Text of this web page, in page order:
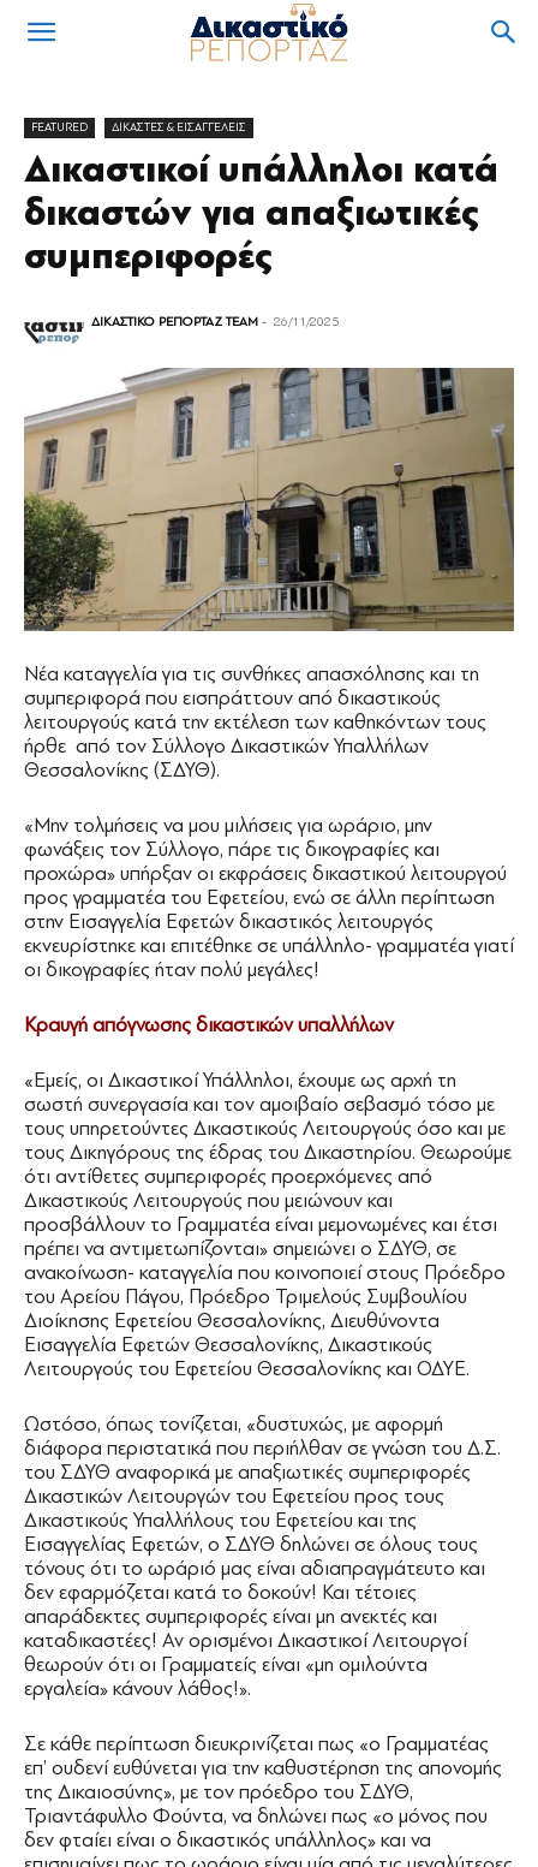
FEATURED ΔΙΚΑΣΤΕΣ & ΕΙΣΑΓΓΕΛΕΙΣ
Δικαστικοί υπάλληλοι κατά
δικαστών για απαξιωτικές
συμπεριφορές
ΔΙΚΑΣΤΙΚΟ ΡΕΠΟΡΤΑΖ TEAM - 26/11/2025
Νέα καταγγελία για τις συνθήκες απασχόλησης και τη
συμπεριφορά που εισπράττουν από δικαστικούς
λειτουργούς κατά την εκτέλεση των καθηκόντων τους
ήρθε από τον Σύλλογο Δικαστικών Υπαλλήλων
Θεσσαλονίκης (ΣΔΥΘ).
«Μην τολμήσεις να μου μιλήσεις για ωράριο, μην
φωνάξεις τον Σύλλογο, πάρε τις δικογραφίες και
προχώρα» υπήρξαν οι εκφράσεις δικαστικού λειτουργού
προς γραμματέα του Εφετείου, ενώ σε άλλη περίπτωση
στην Εισαγγελία Εφετών δικαστικός λειτουργός
εκνευρίστηκε και επιτέθηκε σε υπάλληλο- γραμματέα γιατί
οι δικογραφίες ήταν πολύ μεγάλες!
Κραυγή απόγνωσης δικαστικών υπαλλήλων
«Εμείς, οι Δικαστικοί Υπάλληλοι, έχουμε ως αρχή τη
σωστή συνεργασία και τον αμοιβαίο σεβασμό τόσο με
τους υπηρετούντες Δικαστικούς Λειτουργούς όσο και με
τους Δικηγόρους της έδρας του Δικαστηρίου. Θεωρούμε
ότι αντίθετες συμπεριφορές προερχόμενες από
Δικαστικούς Λειτουργούς που μειώνουν και
προσβάλλουν το Γραμματέα είναι μεμονωμένες και έτσι
πρέπει να αντιμετωπίζονται» σημειώνει ο ΣΔΥΘ, σε
ανακοίνωση- καταγγελία που κοινοποιεί στους Πρόεδρο
του Αρείου Πάγου, Πρόεδρο Τριμελούς Συμβουλίου
Διοίκησης Εφετείου Θεσσαλονίκης, Διευθύνοντα
Εισαγγελία Εφετών Θεσσαλονίκης, Δικαστικούς
Λειτουργούς του Εφετείου Θεσσαλονίκης και ΟΔΥΕ.
Ωστόσο, όπως τονίζεται, «δυστυχώς, με αφορμή
διάφορα περιστατικά που περιήλθαν σε γνώση του Δ.Σ.
του ΣΔΥΘ αναφορικά με απαξιωτικές συμπεριφορές
Δικαστικών Λειτουργών του Εφετείου προς τους
Δικαστικούς Υπαλλήλους του Εφετείου και της
Εισαγγελίας Εφετών, ο ΣΔΥΘ δηλώνει σε όλους τους
τόνους ότι το ωράριό μας είναι αδιαπραγμάτευτο και
δεν εφαρμόζεται κατά το δοκούν! Και τέτοιες
απαράδεκτες συμπεριφορές είναι μη ανεκτές και
καταδικαστέες! Αν ορισμένοι Δικαστικοί Λειτουργοί
θεωρούν ότι οι Γραμματείς είναι «μη ομιλούντα
εργαλεία» κάνουν λάθος!».
Σε κάθε περίπτωση διευκρινίζεται πως «ο Γραμματέας
επ’ ουδενί ευθύνεται για την καθυστέρηση της απονομής
της Δικαιοσύνης», με τον πρόεδρο του ΣΔΥΘ,
Τριαντάφυλλο Φούντα, να δηλώνει πως «ο μόνος που
δεν φταίει είναι ο δικαστικός υπάλληλος» και να